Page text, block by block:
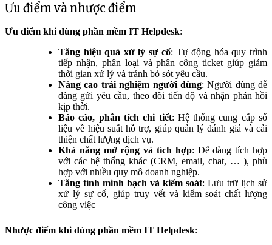
Ưu điểm và nhược điểm
Ưu điểm khi dùng phần mềm IT Helpdesk:
Tăng hiệu quả xử lý sự cố: Tự động hóa quy trình
tiếp nhận, phân loại và phân công ticket giúp giảm
thời gian xử lý và tránh bỏ sót yêu cầu.
Nâng cao trải nghiệm người dùng: Người dùng dễ
dàng gửi yêu cầu, theo dõi tiến độ và nhận phản hồi
kịp thời.
Báo cáo, phân tích chi tiết: Hệ thống cung cấp số
liệu về hiệu suất hỗ trợ, giúp quản lý đánh giá và cải
thiện chất lượng dịch vụ.
Khả năng mở rộng và tích hợp: Dễ dàng tích hợp
với các hệ thống khác (CRM, email, chat, … ), phù
hợp với nhiều quy mô doanh nghiệp.
Tăng tính minh bạch và kiểm soát: Lưu trữ lịch sử
xử lý sự cố, giúp truy vết và kiểm soát chất lượng
công việc
Nhược điểm khi dùng phần mềm IT Helpdesk: